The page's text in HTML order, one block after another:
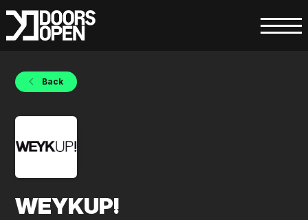
Back
WEYKUP!